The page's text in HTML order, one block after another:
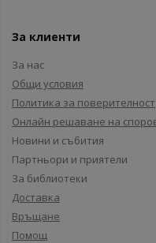
За клиенти
За нас
Общи условия
Политика за поверителност
Онлайн решаване на
Новини и събития
Партньори и приятели
За библиотеки
Доставка
Връщане
Помощ